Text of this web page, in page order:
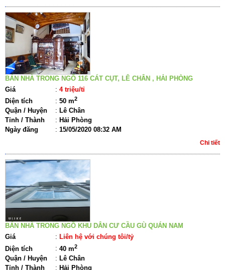
BÁN NHÀ TRONG NGÕ 116 CÁT CỤT, LÊ CHÂN , HẢI PHÒNG
Giá
: 4 triệu/tỉ
Diện tích
: 50 m2
Quận / Huyện : Lê Chân
Tỉnh / Thành
: Hải Phòng
Ngày đăng
: 15/05/2020 08:32 AM
Chi tiết
BÁN NHÀ TRONG NGÕ KHU DÂN CƯ CẦU GÙ QUÁN NAM
Giá
: Liên hệ với chúng tôi/tỷ
Diện tích
: 40 m2
Quận / Huyện : Lê Chân
Tỉnh / Thành
: Hải Phòng